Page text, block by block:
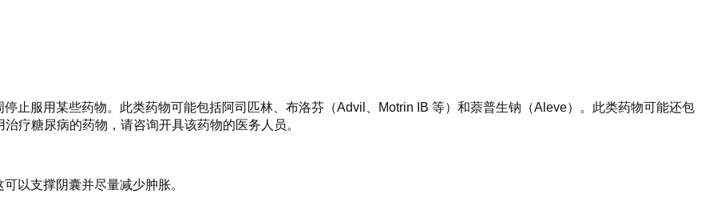
止服用某些药物。此类药物可能包括阿司匹林、布洛芬（Advil、Motrin IB 等）和萘普生钠（Aleve）。此类药物可能还包
疗糖尿病的药物，请咨询开具该药物的医务人员。
以支撑阴囊并尽量减少肿胀。